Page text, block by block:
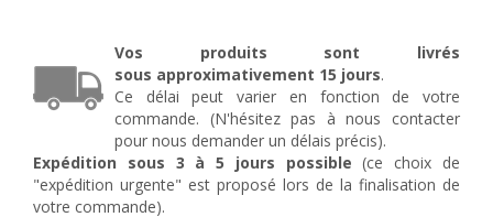
fer
forgé
Dominique
Vos produits sont livrés
sous approximativement 15 jours.
Ce délai peut varier en fonction de votre
commande. (N'hésitez pas à nous contacter
pour nous demander un délais précis).
Expédition sous 3 à 5 jours possible (ce choix de
"expédition urgente" est proposé lors de la finalisation de
votre commande).